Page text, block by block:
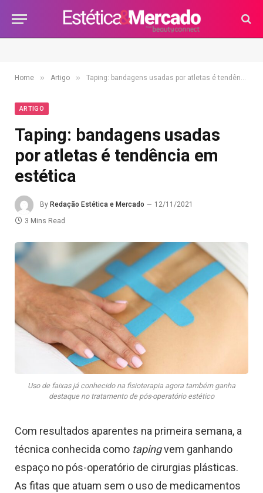
Home » Artigo » Taping: bandagens usadas por atletas é tendência em estética
ARTIGO
Taping: bandagens usadas
por atletas é tendência em
estética
By Redação Estética e Mercado
12/11/2021
3 Mins Read
Uso de faixas já conhecido na fisioterapia agora também ganha
destaque no tratamento de pós-operatório estético
Com resultados aparentes na primeira semana, a
técnica conhecida como tapingvem ganhando
espaço no pós-operatório de cirurgias plásticas.
As fitas que atuam sem o uso de medicamentos